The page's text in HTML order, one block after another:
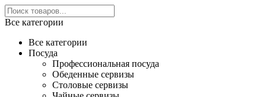
Все категории
Все категории
Посуда
Профессиональная посуда
Обеденные сервизы
Столовые сервизы